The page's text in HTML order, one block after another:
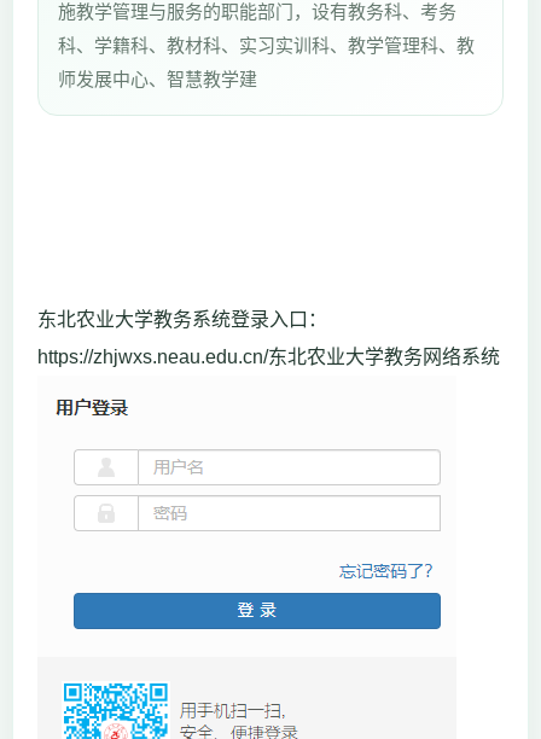
施教学管理与服务的职能部门，设有教务科、考务
科、学籍科、教材科、实习实训科、教学管理科、教
师发展中心、智慧教学建
东北农业大学教务系统登录入口：
https://zhjwxs.neau.edu.cn/东北农业大学教务网络系统